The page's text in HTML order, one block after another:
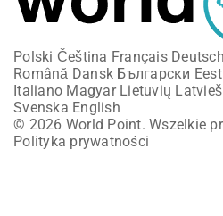
Polski Čeština Français Deutsch
Română Dansk Български
Italiano Magyar Lietuvių
Svenska English
© 2026 World Point. Wszelkie
Polityka prywatności